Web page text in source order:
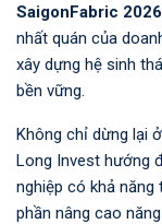
SaigonFabric 2026
nhất quán của
xây dựng hệ sinh
bền vững.
Không chỉ dừng lại
Long Invest hướng
nghiệp có khả năng
phần nâng cao